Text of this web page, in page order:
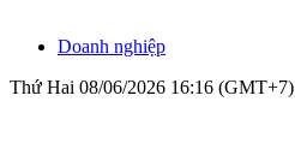
Doanh nghiệp
Thứ Hai 08/06/2026 16:16 (GMT+7)